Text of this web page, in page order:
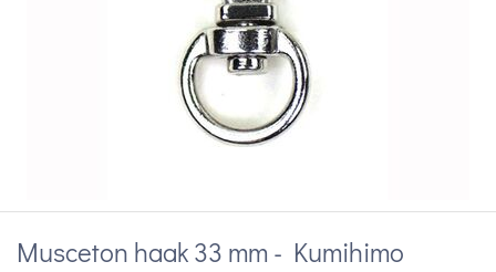
Musceton haak 33 mm - Kumihimo